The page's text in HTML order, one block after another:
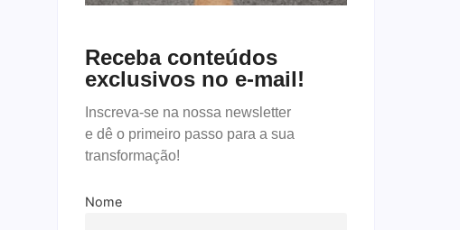
Receba conteúdos
exclusivos no e-mail!
Inscreva-se na nossa newsletter
e dê o primeiro passo para a sua
transformação!
Nome